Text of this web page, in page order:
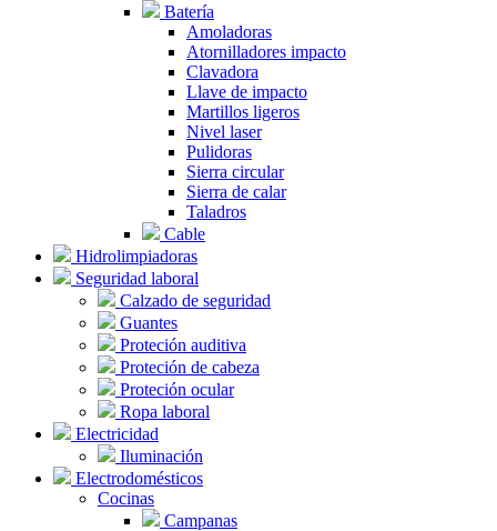
Batería
Amoladoras
Atornilladores impacto
Clavadora
Llave de impacto
Martillos ligeros
Nivel laser
Pulidoras
Sierra circular
Sierra de calar
Taladros
Cable
Hidrolimpiadoras
Seguridad laboral
Calzado de seguridad
Guantes
Proteción auditiva
Proteción de cabeza
Proteción ocular
Ropa laboral
Electricidad
Iluminación
Electrodomésticos
Cocinas
Campanas